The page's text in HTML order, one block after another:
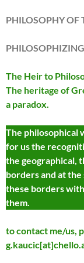
PHILOSOPHY OF
The Heir to
The heritage of
a paradox.
The philosophical
for us the
the geographical,
borders and at
these borders
them.
to contact me/us,